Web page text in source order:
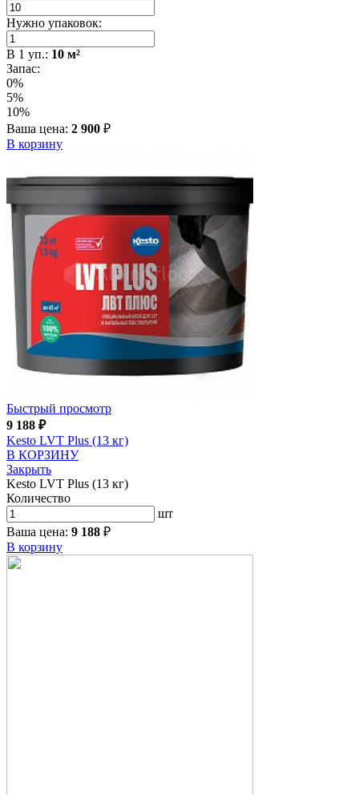
Нужно упаковок:
В 1 уп.: 10 м²
Запас:
0%
5%
10%
Ваша цена: 2 900 ₽
В корзину
Быстрый просмотр
9 188 ₽
Kesto LVT Plus (13 кг)
В КОРЗИНУ
Закрыть
Kesto LVT Plus (13 кг)
Количество
шт
Ваша цена: 9 188 ₽
В корзину